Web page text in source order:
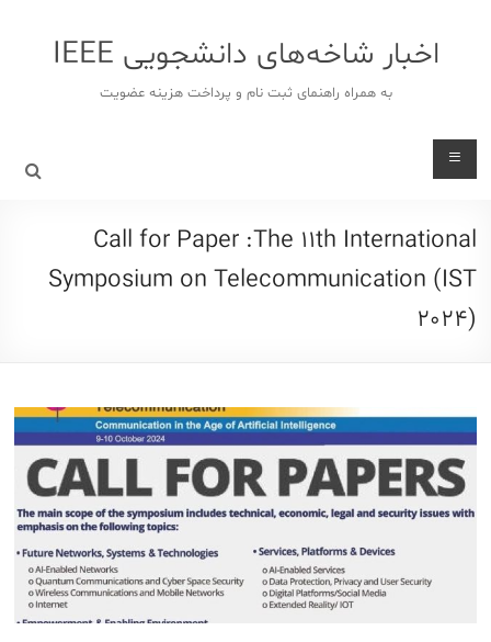
اخبار شاخه‌های دانشجویی IEEE
به همراه راهنمای ثبت نام و پرداخت هزینه عضویت
Call for Paper :The 11th International
Symposium on Telecommunication (IST
2024)